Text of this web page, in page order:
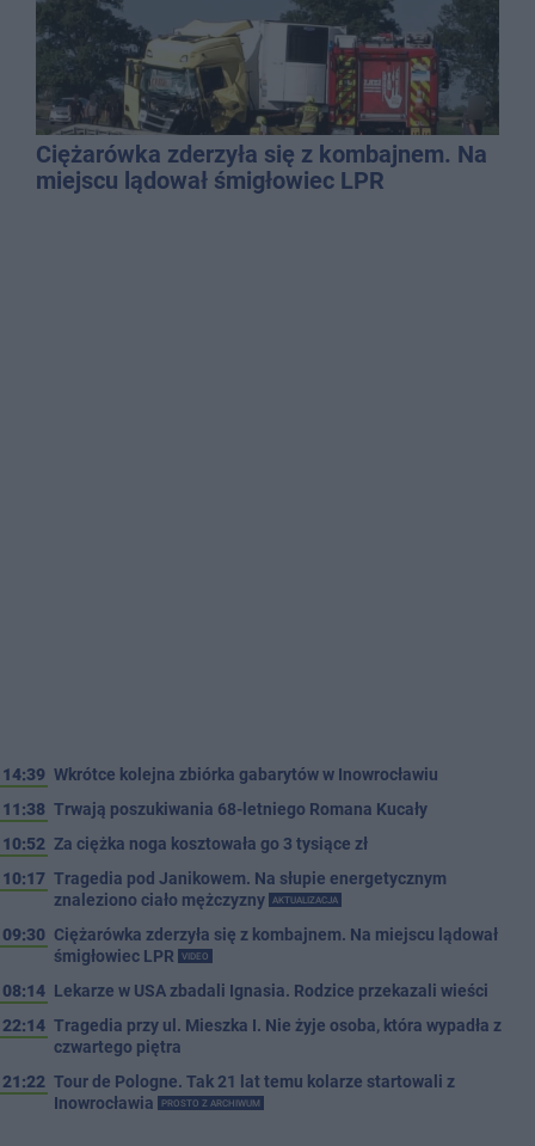
Ciężarówka zderzyła się z kombajnem. Na
miejscu lądował śmigłowiec LPR
14:39 Wkrótce kolejna zbiórka gabarytów w Inowrocławiu
11:38 Trwają poszukiwania 68-letniego Romana Kucały
10:52 Za ciężka noga kosztowała go 3 tysiące zł
10:17 Tragedia pod Janikowem. Na słupie energetycznym
znaleziono ciało mężczyzny
AKTUALIZACJA
09:30 Ciężarówka zderzyła się z kombajnem. Na miejscu lądował
śmigłowiec LPR
VIDEO
08:14 Lekarze w USA zbadali Ignasia. Rodzice przekazali wieści
22:14 Tragedia przy ul. Mieszka I. Nie żyje osoba, która wypadła z
czwartego piętra
21:22 Tour de Pologne. Tak 21 lat temu kolarze startowali z
Inowrocławia
PROSTO Z ARCHIWUM